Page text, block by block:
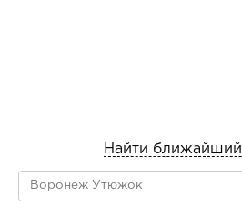
Найти ближайший